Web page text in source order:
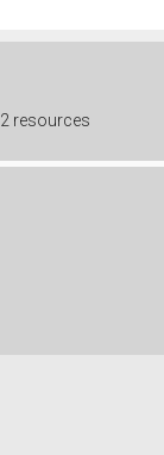
2 resources